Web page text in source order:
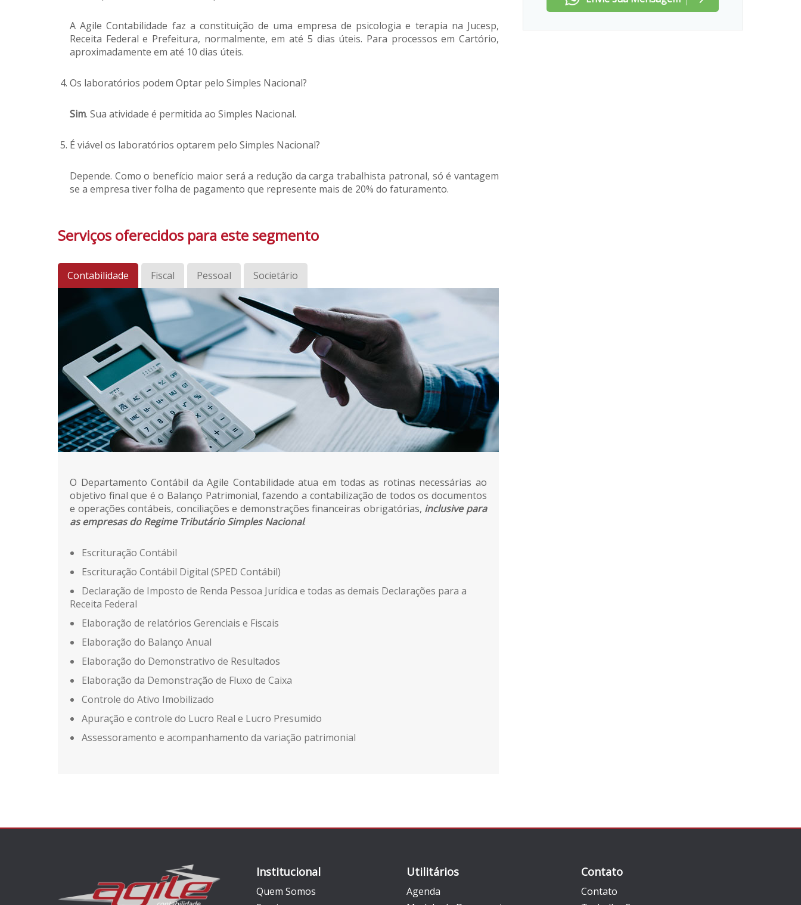
A Agile Contabilidade faz a constituição de uma empresa de psicologia e terapia na Jucesp,
Receita Federal e Prefeitura, normalmente, em até 5 dias úteis. Para processos em Cartório,
aproximadamente em até 10 dias úteis.
Os laboratórios podem Optar pelo Simples Nacional?
Sim. Sua atividade é permitida ao Simples Nacional.
É viável os laboratórios optarem pelo Simples Nacional?
Depende. Como o benefício maior será a redução da carga trabalhista patronal, só é vantagem
se a empresa tiver folha de pagamento que represente mais de 20% do faturamento.
Serviços oferecidos para este segmento
Contabilidade Fiscal Pessoal Societário
O Departamento Contábil da Agile Contabilidade atua em todas as rotinas necessárias ao
objetivo final que é o Balanço Patrimonial, fazendo a contabilização de todos os documentos
e operações contábeis, conciliações e demonstrações financeiras obrigatórias, inclusive para
as empresas do Regime Tributário Simples Nacional.
Escrituração Contábil
Escrituração Contábil Digital (SPED Contábil)
Declaração de Imposto de Renda Pessoa Jurídica e todas as demais Declarações para a
Receita Federal
Elaboração de relatórios Gerenciais e Fiscais
Elaboração do Balanço Anual
Elaboração do Demonstrativo de Resultados
Elaboração da Demonstração de Fluxo de Caixa
Controle do Ativo Imobilizado
Apuração e controle do Lucro Real e Lucro Presumido
Assessoramento e acompanhamento da variação patrimonial
Institucional
Quem Somos
Utilitários
Agenda
Contato
Contato